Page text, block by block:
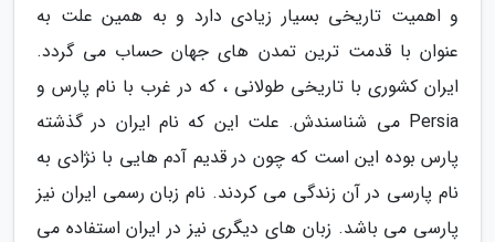
و اهمیت تاریخی بسیار زیادی دارد و به همین علت به
عنوان با قدمت ترین تمدن های جهان حساب می گردد.
ایران کشوری با تاریخی طولانی ، که در غرب با نام پارس و
Persia می شناسندش. علت این که نام ایران در گذشته
پارس بوده این است که چون در قدیم آدم هایی با نژادی به
نام پارسی در آن زندگی می کردند. نام زبان رسمی ایران نیز
پارسی می باشد. زبان های دیگری نیز در ایران استفاده می